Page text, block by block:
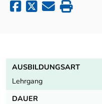
AUSBILDUNGSART
Lehrgang
DAUER